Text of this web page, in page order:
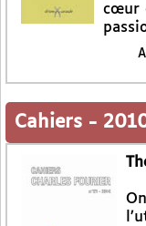
cœur
Cahiers -